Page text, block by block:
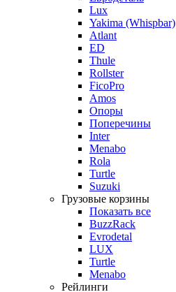
Lux
Yakima (Whispbar)
Atlant
ED
Thule
Rollster
FicoPro
Amos
Опоры
Поперечины
Inter
Menabo
Rola
Turtle
Suzuki
Грузовые корзины
Показать все
BuzzRack
Evrodetal
LUX
Turtle
Menabo
Рейлинги